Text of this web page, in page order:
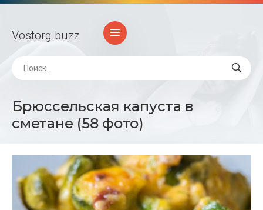
Vostorg.buzz
Брюссельская капуста в
сметане (58 фото)